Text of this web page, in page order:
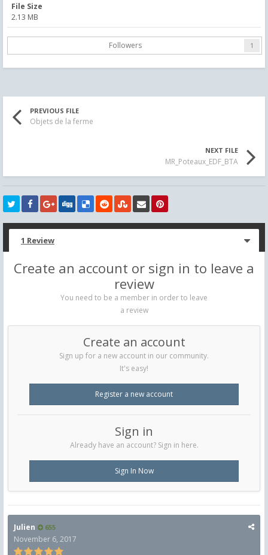
File Size
2.13 MB
Followers 1
PREVIOUS FILE
Objets de la ferme
NEXT FILE
MR_Poteaux_EDF_BTA
1 Review
Create an account or sign in to leave a
review
You need to be a member in order to leave
a review
Create an account
Sign up for a new account in our community.
It's easy!
Register a new account
Sign in
Already have an account? Sign in here.
Sign In Now
Julien 655
November 6, 2017